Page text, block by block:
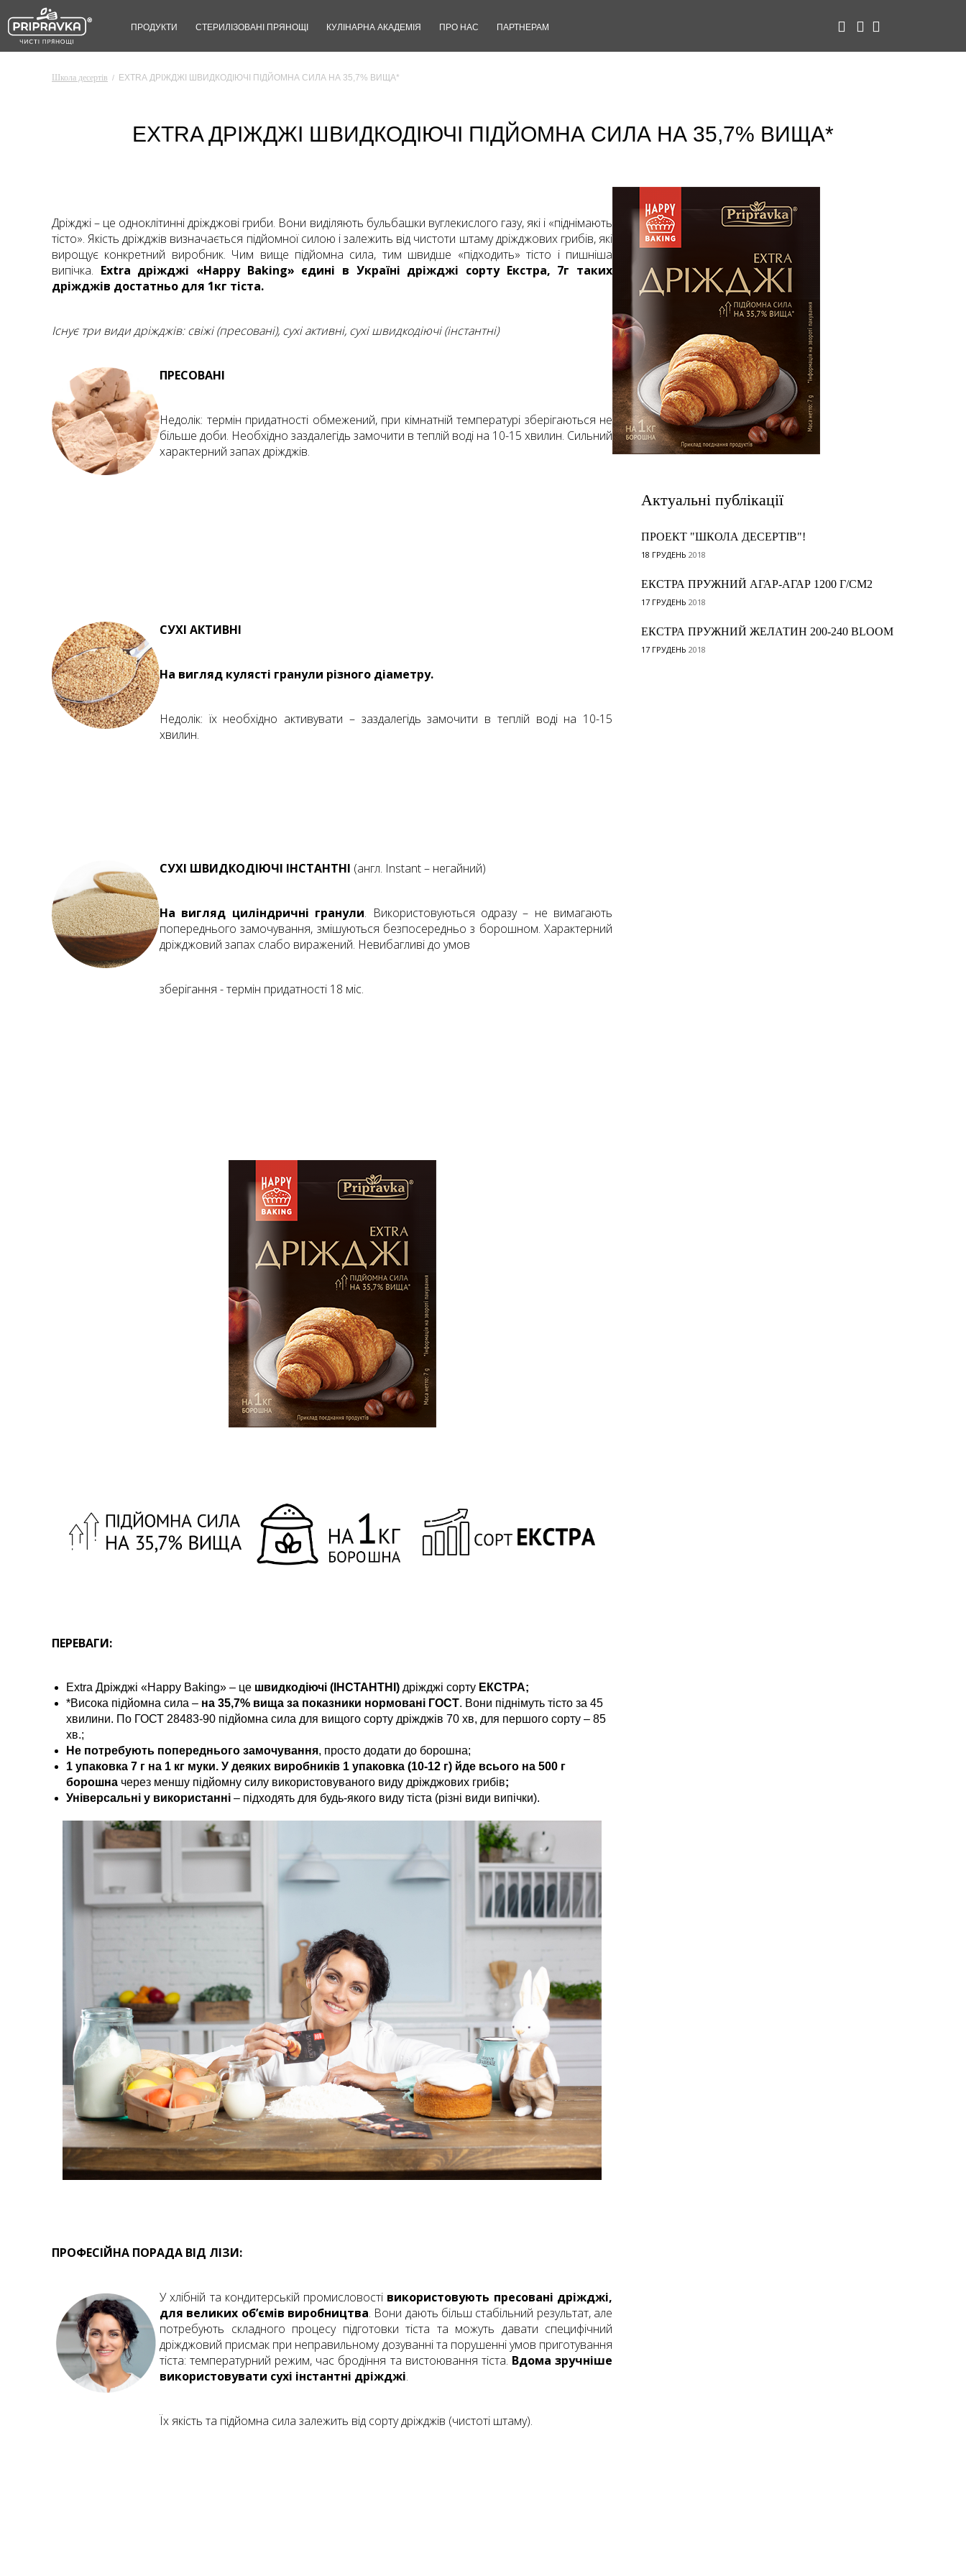
ПРОДУКТИ СТЕРИЛІЗОВАНІ ПРЯНОЩІ КУЛІНАРНА АКАДЕМІЯ ПРО НАС ПАРТНЕРАМ
Школа десертів / EXTRA ДРІЖДЖІ ШВИДКОДІЮЧІ ПІДЙОМНА СИЛА НА 35,7% ВИЩА*
EXTRA ДРІЖДЖІ ШВИДКОДІЮЧІ ПІДЙОМНА СИЛА НА 35,7% ВИЩА*
Дріжджі – це одноклітинні дріжджові гриби. Вони виділяють бульбашки вуглекислого газу, які і «піднімають
тісто». Якість дріжджів визначається підйомної силою і залежить від чистоти штаму дріжджових грибів, які
вирощує конкретний виробник. Чим вище підйомна сила, тим швидше «підходить» тісто і пишніша
випічка. Extra дріжджі «Happy Baking» єдині в Україні дріжджі сорту Екстра, 7г таких
дріжджів достатньо для 1кг тіста.
Існує три види дріжджів: свіжі (пресовані), сухі активні, сухі швидкодіючі (інстантні)
ПРЕСОВАНI
Недолік: термін придатності обмежений, при кімнатній температурі зберігаються не
більше доби. Необхідно заздалегідь замочити в теплій воді на 10-15 хвилин. Сильний
характерний запах дріжджів.
СУХI АКТИВНI
На вигляд кулясті гранули різного діаметру.
Недолік: їх необхідно активувати – заздалегідь замочити в теплій воді на 10-15
хвилин.
СУХI ШВИДКОДIЮЧI IНСТАНТНI (англ. Instant – негайний)
На вигляд циліндричні гранули. Використовуються одразу – не вимагають
попереднього замочування, змішуються безпосередньо з борошном. Характерний
дріжджовий запах слабо виражений. Невибагливі до умов
зберігання - термін придатності 18 міс.
ПЕРЕВАГИ:
Extra Дріжджі «Happy Baking» – це швидкодіючі (ІНСТАНТНІ) дріжджі сорту ЕКСТРА;
*Висока підйомна сила – на 35,7% вища за показники нормовані ГОСТ. Вони піднімуть тісто за 45
хвилини. По ГОСТ 28483-90 підйомна сила для вищого сорту дріжджів 70 хв, для першого сорту – 85
хв.;
Не потребують попереднього замочування, просто додати до борошна;
1 упаковка 7 г на 1 кг муки. У деяких виробників 1 упаковка (10-12 г) йде всього на 500 г
борошна через меншу підйомну силу використовуваного виду дріжджових грибів;
Універсальні у використанні – підходять для будь-якого виду тіста (різні види випічки).
ПРОФЕСІЙНА ПОРАДА ВІД ЛІЗИ:
У хлібній та кондитерській промисловості використовують пресовані дріжджі,
для великих об’ємів виробництва. Вони дають більш стабільний результат, але
потребують складного процесу підготовки тіста та можуть давати специфічний
дріжджовий присмак при неправильному дозуванні та порушенні умов приготування
тіста: температурний режим, час бродіння та вистоювання тіста. Вдома зручніше
використовувати сухі інстантні дріжджі.
Їх якість та підйомна сила залежить від сорту дріжджів (чистоті штаму).
Актуальні публікації
ПРОЕКТ "ШКОЛА ДЕСЕРТІВ"!
18 ГРУДЕНЬ 2018
ЕКСТРА ПРУЖНИЙ АГАР-АГАР 1200 Г/СМ2
17 ГРУДЕНЬ 2018
ЕКСТРА ПРУЖНИЙ ЖЕЛАТИН 200-240 BLOOM
17 ГРУДЕНЬ 2018